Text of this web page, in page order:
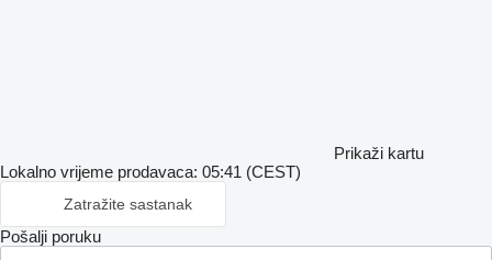
Prikaži kartu
Lokalno vrijeme prodavaca: 05:41 (CEST)
Zatražite sastanak
Pošalji poruku